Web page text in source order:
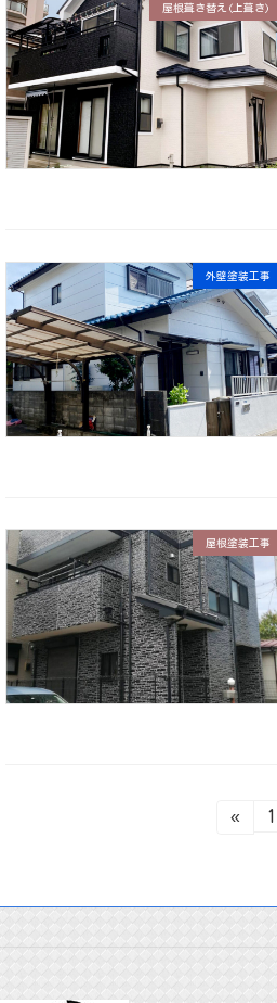
屋根葺き替え(上葺き)
外壁塗装工事
屋根塗装工事
の
ペ
«
固
1